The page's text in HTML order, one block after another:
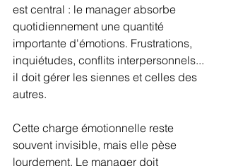
est central : le manager absorbe
quotidiennement une quantité
importante d'émotions. Frustrations,
inquiétudes, conflits interpersonnels...
il doit gérer les siennes et celles des
autres.
Cette charge émotionnelle reste
souvent invisible, mais elle pèse
lourdement. Le manager doit